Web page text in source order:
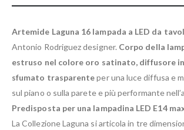
Artemide Laguna 16 lampada a LED da
Antonio Rodriguez designer. Corpo della
estruso nel colore oro satinato, diffusore
sfumato trasparenteper una luce diffusa e
sul piano o sulla parete e più performante
Predisposta per una lampadina LED E14
La Collezione Laguna si articola in tre